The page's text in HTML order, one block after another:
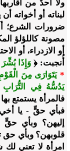
ولا أحدٌ من
لبناته أو أخواته
ضرورات الشرع؛
مصونة كاللؤلؤ
أو الازدراء، أو
أُنجبت: ﴿ وَإِذَا
* يَتَوَارَى مِنَ
يَدُسُّهُ فِي التُّرَابِ
فالمرأة يستمتع
فبأي حقٍّ - يا
إليهن؟ وبأي
قلوبهن؟ وبأي حق
امرأة لا تعني